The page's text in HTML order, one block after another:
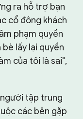
ra hỗ trợ bạn
cổ đông khách
phạm quyền
bè lấy lại quyền
của tôi là sai",
tập trung
các bên gặp